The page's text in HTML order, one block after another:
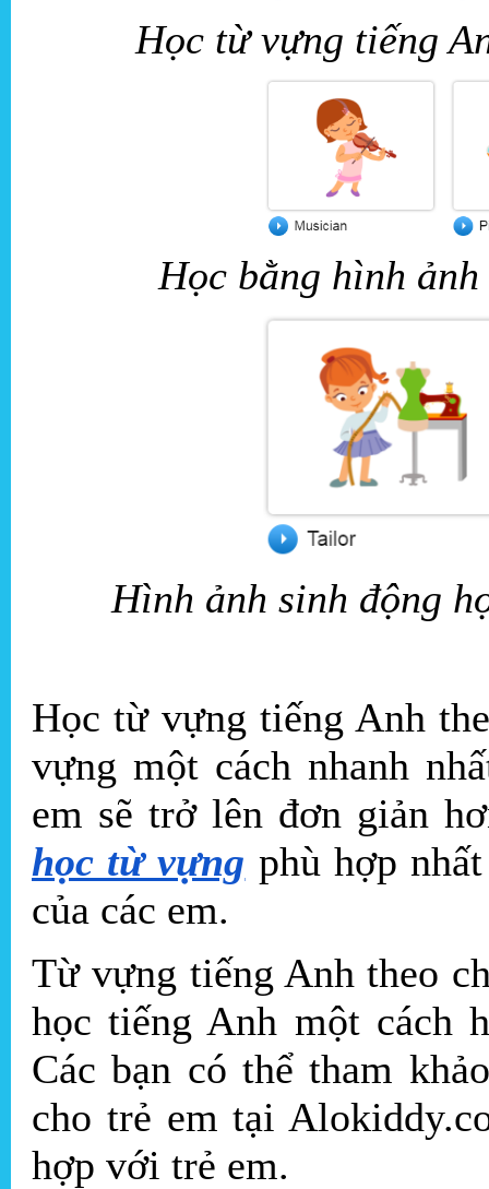
Học từ vựng tiếng
Học bằng hình
Hình ảnh sinh động
Học từ vựng tiếng Anh
vựng một cách nhanh
em sẽ trở lên đơn giản
học từ vựng phù hợp
của các em.
Từ vựng tiếng Anh theo
học tiếng Anh một cách
Các bạn có thể tham
cho trẻ em tại
hợp với trẻ em.